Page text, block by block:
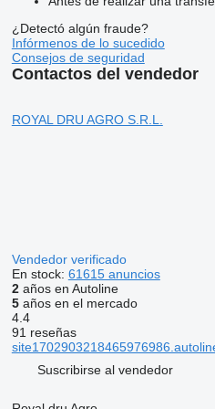
¿Detectó algún fraude?
Infórmenos de lo sucedido
Consejos de seguridad
Contactos del vendedor
ROYAL DRU AGRO S.R.L.
Vendedor verificado
En stock: 61615 anuncios
2años en Autoline
5años en el mercado
4.4
91 reseñas
Suscribirse al vendedor